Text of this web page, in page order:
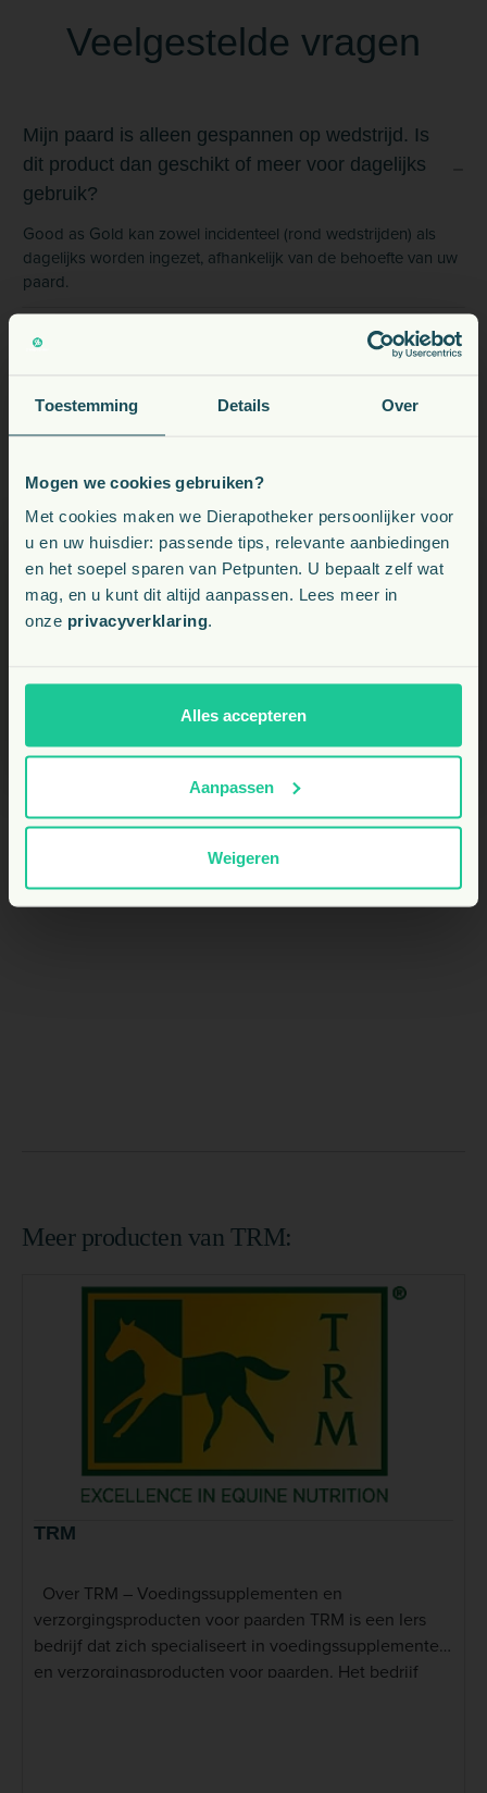
Toestemming Details Over
Mogen we cookies gebruiken?
Met cookies maken we Dierapotheker persoonlijker voor
u en uw huisdier: passende tips, relevante aanbiedingen
en het soepel sparen van Petpunten. U bepaalt zelf wat
mag, en u kunt dit altijd aanpassen. Lees meer in
onze privacyverklaring.
Alles accepteren
Aanpassen
Weigeren
Veelgestelde vragen
Mijn paard is alleen gespannen op wedstrijd. Is
dit product dan geschikt of meer voor dagelijks
gebruik?
Good as Gold kan zowel incidenteel (rond wedstrijden) als
dagelijks worden ingezet, afhankelijk van de behoefte van uw
paard.
Kan mijn paard hier suf of minder alert van
tijdens wedstrijden?
Meer producten van TRM:
TRM
verzorgingsproducten voor paarden TRM is een Iers
bedrijf dat zich specialiseert in voedingssupplementen
en verzorgingsproducten voor paarden. Het bedrijf
Kies uw land: